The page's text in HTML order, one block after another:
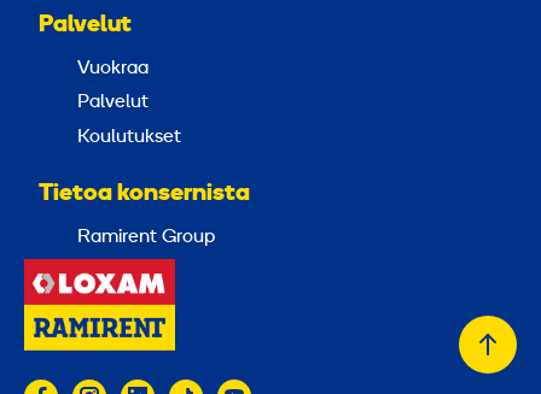
Palvelut
Vuokraa
Palvelut
Koulutukset
Tietoa konsernista
Ramirent Group